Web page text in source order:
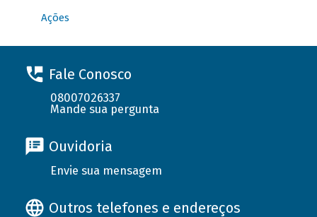
Ações
Fale Conosco
08007026337
Mande sua pergunta
Ouvidoria
Envie sua mensagem
Outros telefones e endereços